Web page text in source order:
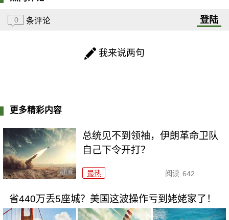
0 条评论 登陆
我来说两句
更多精彩内容
总统见不到领袖，伊朗革命卫队
自己下令开打？
最热 阅读 642
省440万丢5座城？美国这波操作亏到姥姥家了！